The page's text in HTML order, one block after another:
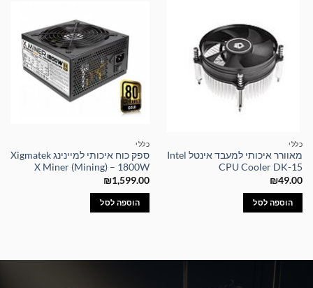
כללי
מאוורר איכותי למעבד אינטל Intel
CPU Cooler DK-15
₪49.00
הוספה לסל
כללי
ספק כוח איכותי למיינינג Xigmatek
X Miner (Mining) – 1800W
₪1,599.00
הוספה לסל